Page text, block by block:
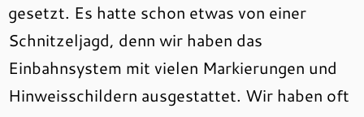
gesetzt. Es hatte schon etwas von einer
Schnitzeljagd, denn wir haben das
Einbahnsystem mit vielen Markierungen und
Hinweisschildern ausgestattet. Wir haben oft